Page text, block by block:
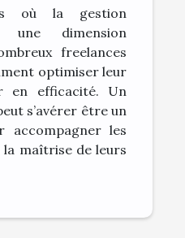
où la gestion
une dimension
freelances
optimiser leur
en efficacité. Un
s’avérer être un
accompagner les
maîtrise de leurs